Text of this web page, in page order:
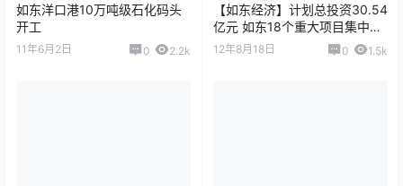
如东洋口港10万吨级石化码头
开工
11年6月2日 0 2.2k
【如东经济】计划总投资30.54
亿元 如东18个重大项目集中开
工
12年8月18日 0 1.5k